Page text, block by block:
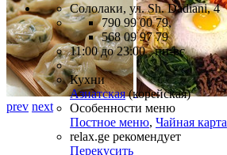
prev next
Сололаки, ул. Sh. Dadiani, 4
790 99 00 79,
568 09 97 79
11:00 до 23:00 пн-вс
Кухни
Азиатская(корейская)
Особенности меню
Постное меню, Чайная карта
relax.ge рекомендует
Перекусить